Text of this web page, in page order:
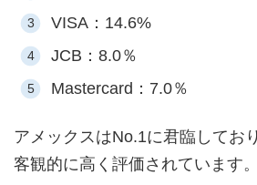
VISA：14.6%
JCB：8.0％
Mastercard：7.0％
アメックスはNo.1に君臨してお
客観的に高く評価されています。